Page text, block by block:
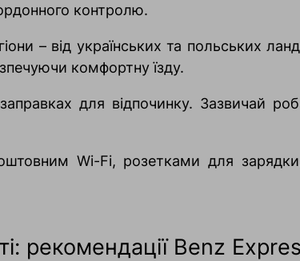
контролю.
– від українських та польських
комфортну їзду.
для відпочинку. Зазвичай
Wi-Fi, розетками для
рекомендації Benz